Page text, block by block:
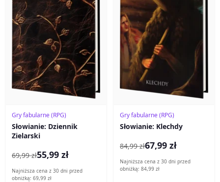
Gry fabularne (RPG)
Słowianie: Dziennik
Zielarski
69,99 zł55,99 zł
Najniższa cena z 30 dni przed
obniżką: 69,99 zł
Gry fabularne (RPG)
Słowianie: Klechdy
84,99 zł67,99 zł
Najniższa cena z 30 dni przed
obniżką: 84,99 zł